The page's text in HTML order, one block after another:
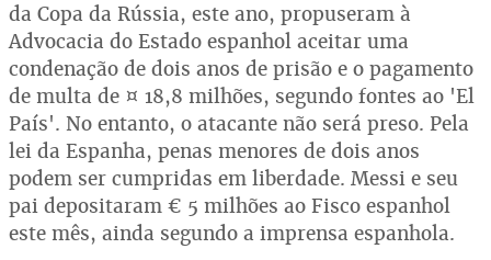
da Copa da Rússia, este ano, propuseram à
Advocacia do Estado espanhol aceitar uma
condenação de dois anos de prisão e o pagamento
de multa de ¤ 18,8 milhões, segundo fontes ao 'El
País'. No entanto, o atacante não será preso. Pela
lei da Espanha, penas menores de dois anos
podem ser cumpridas em liberdade. Messi e seu
pai depositaram € 5 milhões ao Fisco espanhol
este mês, ainda segundo a imprensa espanhola.